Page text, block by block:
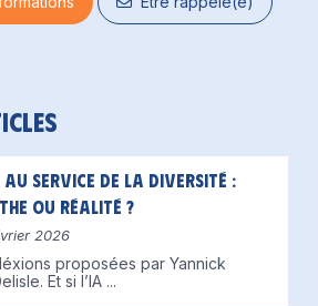
au service de la diversité :
ou réalité ?
2026
proposées par Yannick
Et si l’IA ...